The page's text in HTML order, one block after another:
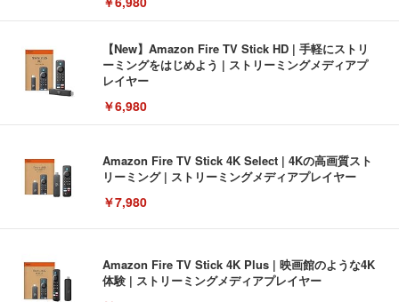
【New】Amazon Fire TV Stick HD | 手軽にストリ
ーミングをはじめよう | ストリーミングメディアプ
レイヤー
￥6,980
Amazon Fire TV Stick 4K Select | 4Kの高画質スト
リーミング | ストリーミングメディアプレイヤー
￥7,980
Amazon Fire TV Stick 4K Plus | 映画館のような4K
体験 | ストリーミングメディアプレイヤー